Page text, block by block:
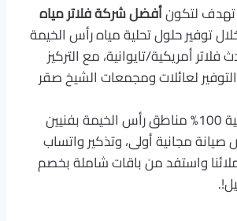
تهدف لتكونأفضل شركة فلاتر مياه
توفير حلول تحلية مياه رأس الخيمة
فلاتر أمريكية/تايوانية، مع التركيز
لعائلات ومجمعات الشيخ صقر
نحن نسعى لتغطية 100% مناطق رأس الخيمة بفنيين
مجانية أولى، وتذكير واتساب
واستفد من باقات شاملة بخصم